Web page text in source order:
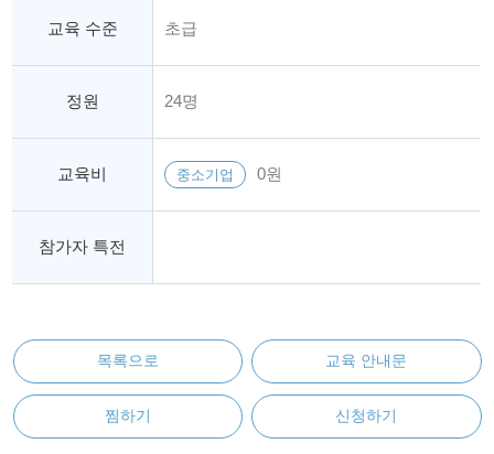
교육 수준 초급
정원 24명
교육비 중소기업 0원
참가자 특전
목록으로 교육 안내문
찜하기 신청하기